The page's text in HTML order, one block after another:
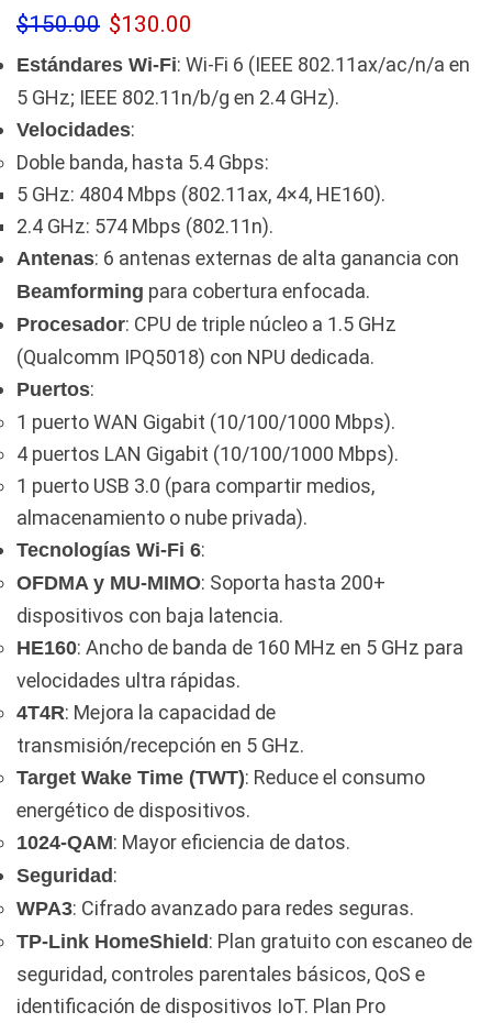
$150.00 $130.00
Estándares Wi-Fi: Wi-Fi 6 (IEEE 802.11ax/ac/n/a en
5 GHz; IEEE 802.11n/b/g en 2.4 GHz).
Velocidades:
Doble banda, hasta 5.4 Gbps:
5 GHz: 4804 Mbps (802.11ax, 4×4, HE160).
2.4 GHz: 574 Mbps (802.11n).
Antenas: 6 antenas externas de alta ganancia con
Beamforming para cobertura enfocada.
Procesador: CPU de triple núcleo a 1.5 GHz
(Qualcomm IPQ5018) con NPU dedicada.
Puertos:
1 puerto WAN Gigabit (10/100/1000 Mbps).
4 puertos LAN Gigabit (10/100/1000 Mbps).
1 puerto USB 3.0 (para compartir medios,
almacenamiento o nube privada).
Tecnologías Wi-Fi 6:
OFDMA y MU-MIMO: Soporta hasta 200+
dispositivos con baja latencia.
HE160: Ancho de banda de 160 MHz en 5 GHz para
velocidades ultra rápidas.
4T4R: Mejora la capacidad de
transmisión/recepción en 5 GHz.
Target Wake Time (TWT): Reduce el consumo
energético de dispositivos.
1024-QAM: Mayor eficiencia de datos.
Seguridad :
WPA3: Cifrado avanzado para redes seguras.
TP-Link HomeShield : Plan gratuito con escaneo de
seguridad, controles parentales básicos, QoS e
identificación de dispositivos IoT. Plan Pro